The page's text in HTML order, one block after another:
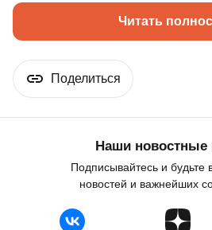
Читать
Поделиться
Наши новостные
Подписывайтесь и будьте
новостей и важнейших